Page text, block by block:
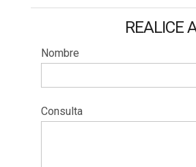
REALICE
Nombre
Consulta